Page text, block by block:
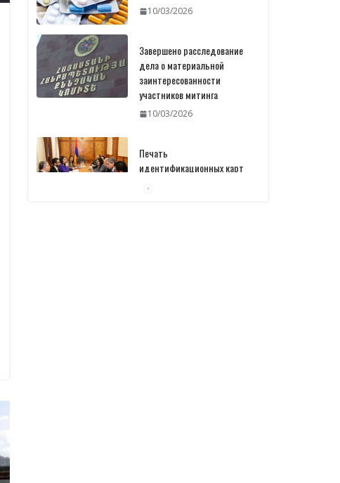
10/03/2026
Завершено расследование
дела о материальной
заинтересованности
участников митинга
10/03/2026
Печать
идентификационных карт